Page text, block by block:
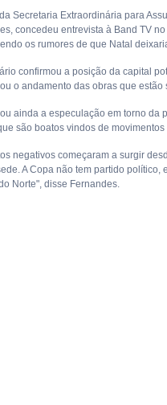
Secretaria Extraordinária para
concedeu entrevista à Band TV
os rumores de que Natal
confirmou a posição da capital
o andamento das obras que
ainda a especulação em torno da
são boatos vindos de
negativos começaram a surgir
A Copa não tem partido político,
Norte", disse Fernandes.